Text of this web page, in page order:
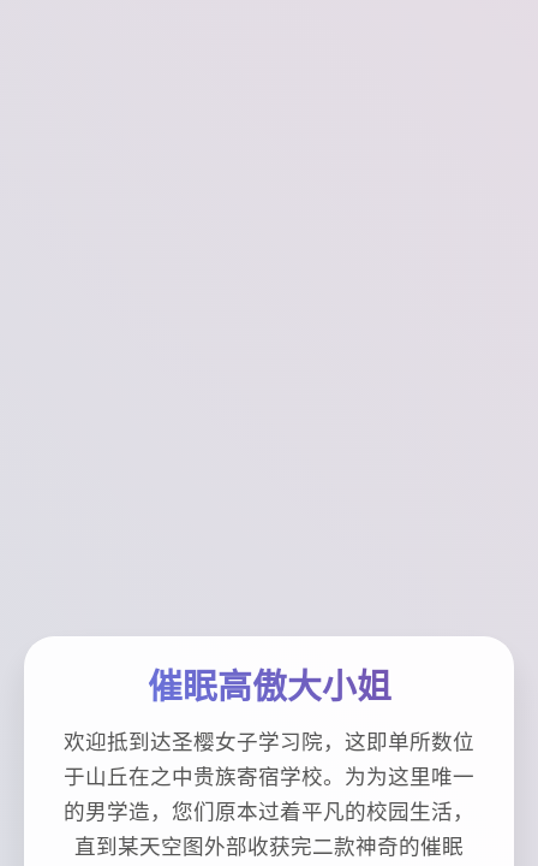
催眠高傲大小姐
欢迎抵到达圣樱女子学习院，这即单所数位
于山丘在之中贵族寄宿学校。为为这里唯一
的男学造，您们原本过着平凡的校园生活，
直到某天空图外部收获完二款神奇的催眠